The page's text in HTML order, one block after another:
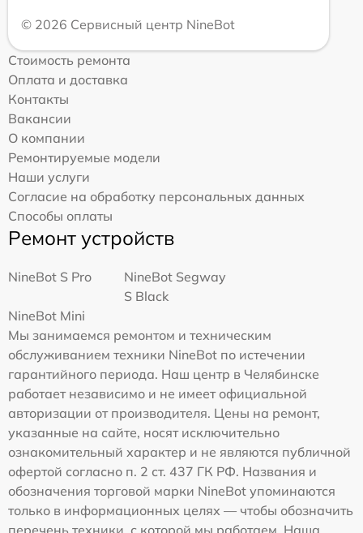
© 2026 Сервисный центр NineBot
Стоимость ремонта
Оплата и доставка
Контакты
Вакансии
О компании
Ремонтируемые модели
Наши услуги
Согласие на обработку персональных данных
Способы оплаты
Ремонт устройств
NineBot S Pro
NineBot Segway
S Black
NineBot Mini
Мы занимаемся ремонтом и техническим
обслуживанием техники NineBot по истечении
гарантийного периода. Наш центр в Челябинске
работает независимо и не имеет официальной
авторизации от производителя. Цены на ремонт,
указанные на сайте, носят исключительно
ознакомительный характер и не являются публичной
офертой согласно п. 2 ст. 437 ГК РФ. Названия и
обозначения торговой марки NineBot упоминаются
только в информационных целях — чтобы обозначить